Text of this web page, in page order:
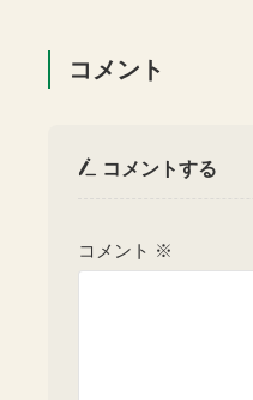
コメント
コメントする
コメント ※